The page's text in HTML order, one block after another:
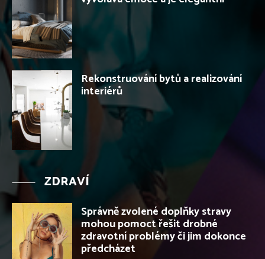
Rekonstruování bytů a realizování
interiérů
ZDRAVÍ
Správně zvolené doplňky stravy
mohou pomoct řešit drobné
zdravotní problémy či jim dokonce
předcházet